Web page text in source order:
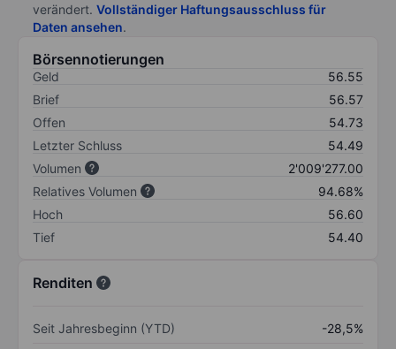
verändert. Vollständiger Haftungsausschluss für
Daten ansehen.
Börsennotierungen
Geld
56.55
Brief
56.57
Offen
54.73
Letzter Schluss
54.49
Volumen
2'009'277.00
Relatives Volumen
94.68%
Hoch
56.60
Tief
54.40
Renditen
Seit Jahresbeginn (YTD)
-28,5%